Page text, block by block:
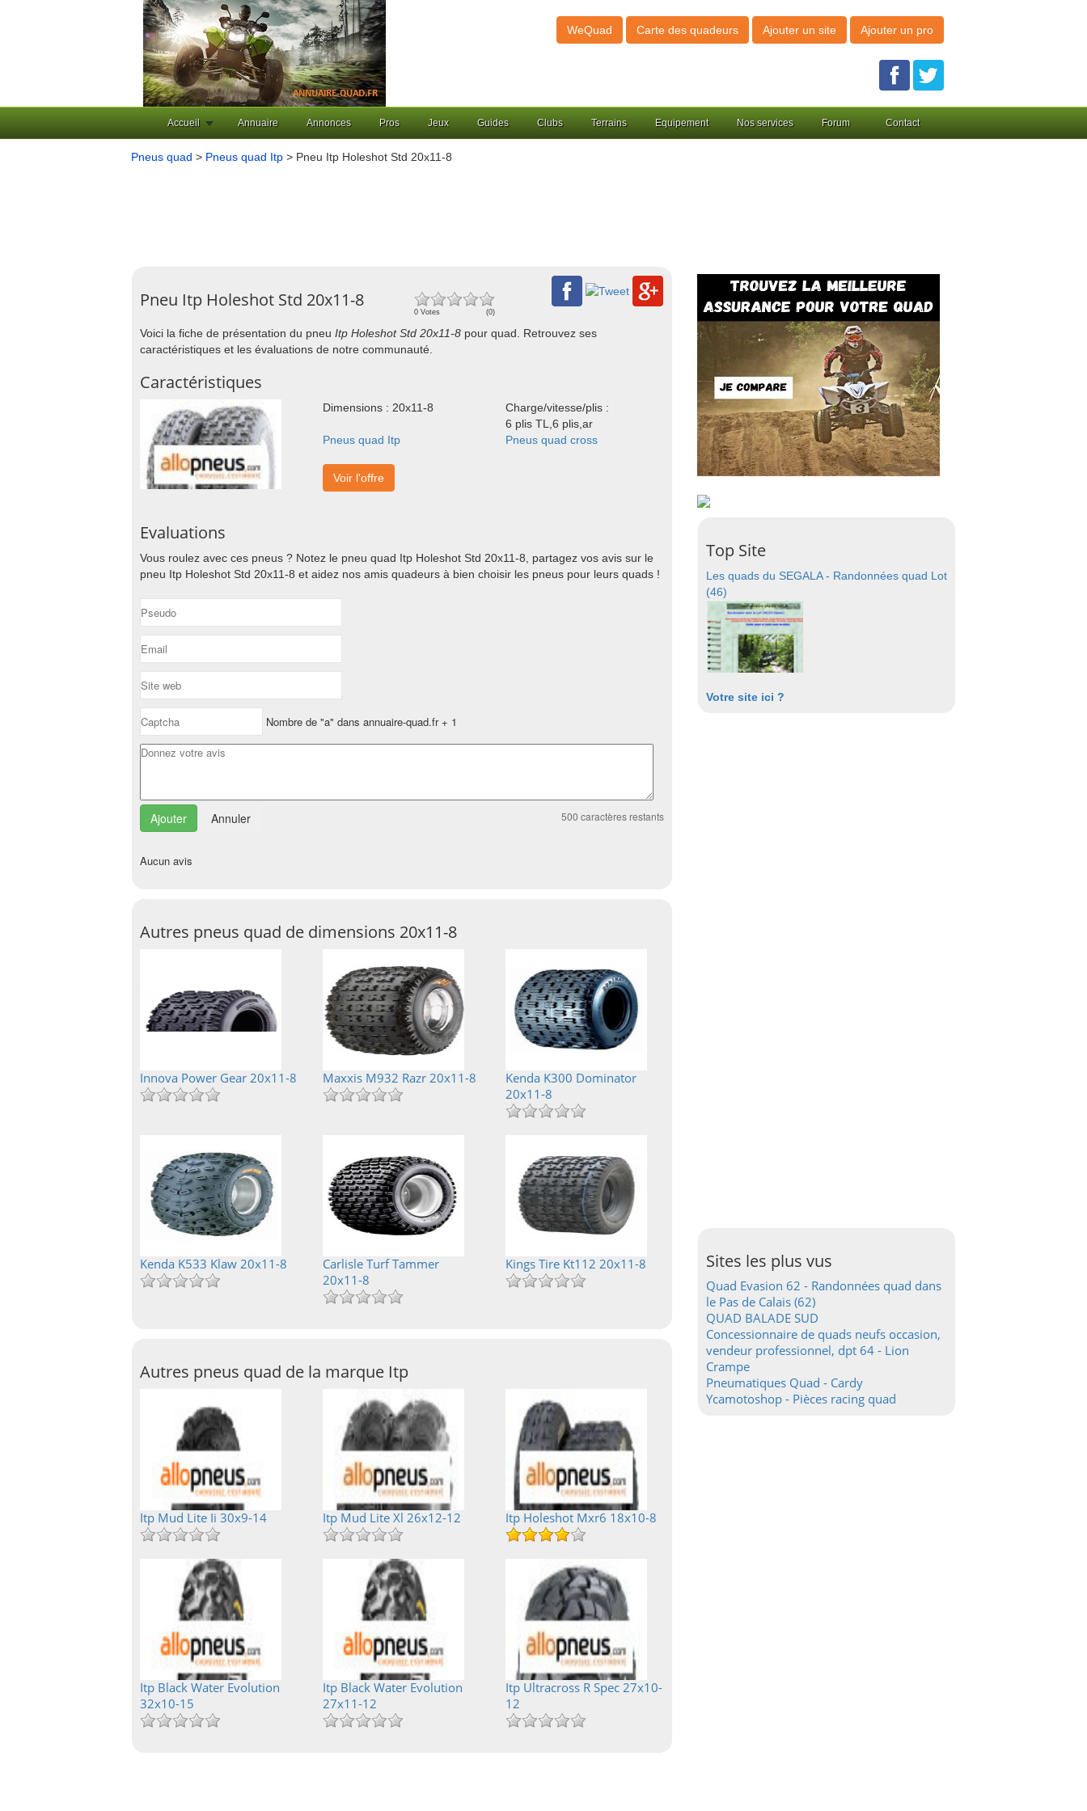
WeQuad Carte des quadeurs Ajouter un site Ajouter un pro
Accueil Annuaire Annonces Pros Jeux Guides Clubs Terrains Equipement Nos services Forum Contact
Pneus quad > Pneus quad Itp > Pneu Itp Holeshot Std 20x11-8
Pneu Itp Holeshot Std 20x11-8
0 Votes (0)
Voici la fiche de présentation du pneu Itp Holeshot Std 20x11-8 pour quad. Retrouvez ses
caractéristiques et les évaluations de notre communauté.
Caractéristiques
Dimensions : 20x11-8
Charge/vitesse/plis :
6 plis TL,6 plis,ar
Pneus quad Itp
Pneus quad cross
Voir l'offre
Evaluations
Vous roulez avec ces pneus ? Notez le pneu quad Itp Holeshot Std 20x11-8, partagez vos avis sur le
pneu Itp Holeshot Std 20x11-8 et aidez nos amis quadeurs à bien choisir les pneus pour leurs quads !
Nombre de "a" dans annuaire-quad.fr + 1
Annuler 500 caractères restants
Aucun avis
Autres pneus quad de dimensions 20x11-8
Innova Power Gear 20x11-8 Maxxis M932 Razr 20x11-8
Kenda K300 Dominator
20x11-8
Kenda K533 Klaw 20x11-8
Carlisle Turf Tammer
20x11-8
Kings Tire Kt112 20x11-8
Autres pneus quad de la marque Itp
Itp Mud Lite Ii 30x9-14 Itp Mud Lite Xl 26x12-12 Itp Holeshot Mxr6 18x10-8
Itp Black Water Evolution
32x10-15
Itp Black Water Evolution
27x11-12
Itp Ultracross R Spec 27x10-
12
Top Site
Les quads du SEGALA - Randonnées quad Lot
(46)
Votre site ici ?
Sites les plus vus
Quad Evasion 62 - Randonnées quad dans
le Pas de Calais (62)
QUAD BALADE SUD
Concessionnaire de quads neufs occasion,
vendeur professionnel, dpt 64 - Lion
Crampe
Pneumatiques Quad - Cardy
Ycamotoshop - Pièces racing quad